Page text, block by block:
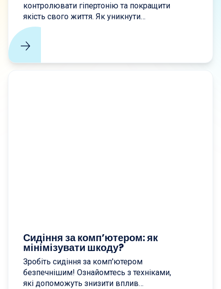
контролювати гіпертонію та покращити
якість свого життя. Як уникнути
ускладнень та зберегти своє серце
Простором мого Здоров'я.
Сидіння за комп’ютером: як
мінімізувати шкоду?
Зробіть сидіння за комп'ютером
безпечнішим! Ознайомтесь з техніками,
які допоможуть знизити вплив